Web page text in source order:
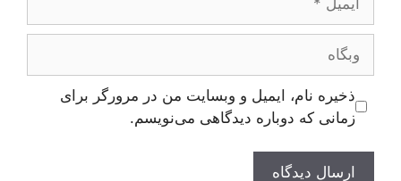
وبگاه
ذخیره نام، ایمیل و وبسایت من در مرورگر برای
زمانی که دوباره دیدگاهی می‌نویسم.